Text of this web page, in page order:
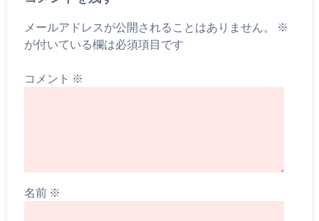
メールアドレスが公開されることはありません。
※
が付いている欄は必須項目です
コメント ※
名前 ※